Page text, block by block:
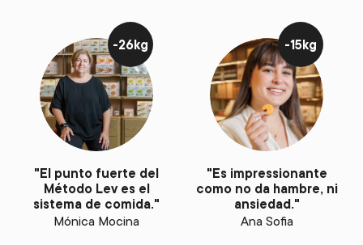
-26kg
"El punto fuerte del
Método Lev es el
sistema de comida."
Mónica Mocina
-15kg
"Es impressionante
como no da hambre, ni
ansiedad."
Ana Sofia